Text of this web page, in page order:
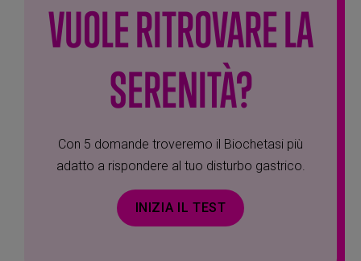
VUOLE RITROVARE LA
SERENITÀ?
Con 5 domande troveremo il Biochetasi più
adatto a rispondere al tuo disturbo gastrico.
INIZIA IL TEST